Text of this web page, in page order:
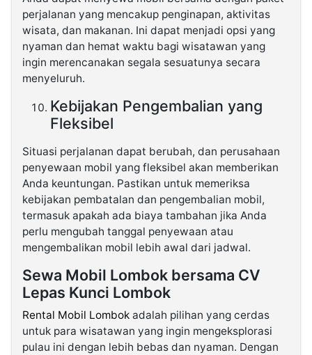
perjalanan yang mencakup penginapan, aktivitas
wisata, dan makanan. Ini dapat menjadi opsi yang
nyaman dan hemat waktu bagi wisatawan yang
ingin merencanakan segala sesuatunya secara
menyeluruh.
Kebijakan Pengembalian yang
Fleksibel
Situasi perjalanan dapat berubah, dan perusahaan
penyewaan mobil yang fleksibel akan memberikan
Anda keuntungan. Pastikan untuk memeriksa
kebijakan pembatalan dan pengembalian mobil,
termasuk apakah ada biaya tambahan jika Anda
perlu mengubah tanggal penyewaan atau
mengembalikan mobil lebih awal dari jadwal.
Sewa Mobil Lombok bersama CV
Lepas Kunci Lombok
Rental Mobil Lombok adalah pilihan yang cerdas
untuk para wisatawan yang ingin mengeksplorasi
pulau ini dengan lebih bebas dan nyaman. Dengan